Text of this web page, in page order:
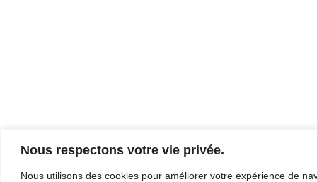
Nous respectons votre vie privée.
Nous utilisons des cookies pour améliorer votre expérience de